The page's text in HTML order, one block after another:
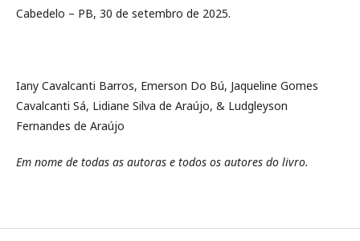
Cabedelo – PB, 30 de setembro de 2025.
Iany Cavalcanti Barros, Emerson Do Bú, Jaqueline Gomes
Cavalcanti Sá, Lidiane Silva de Araújo, & Ludgleyson
Fernandes de Araújo
Em nome de todas as autoras e todos os autores do livro.